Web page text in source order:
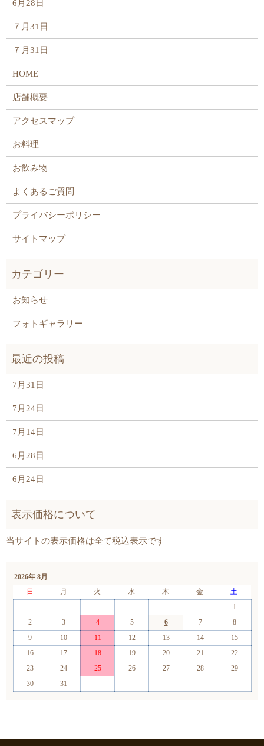
6月28日
７月31日
７月31日
HOME
店舗概要
アクセスマップ
お料理
お飲み物
よくあるご質問
プライバシーポリシー
サイトマップ
お知らせ
フォトギャラリー
7月31日
7月24日
7月14日
6月28日
6月24日
2026年 8月
日
月 火 水 木 金
土
1
2
3 4 5 6 7
8
9
10 11 12 13 14
15
16
17 18 19 20 21
22
23
24 25 26 27 28
29
30
31